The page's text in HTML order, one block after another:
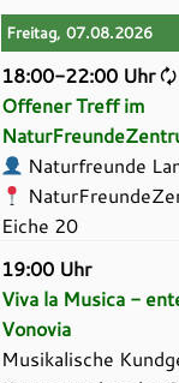
Freitag, 07.08.2026
18:00-22:00 Uhr🗘
Offener Treff im
Naturfreunde
Eiche 20
19:00 Uhr
Viva la Musica -
Vonovia
Musikalische